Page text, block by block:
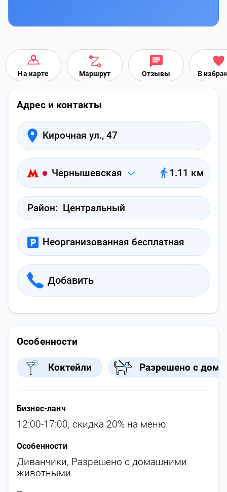
На карте Маршрут Отзывы В
Адрес и контакты
Кирочная ул., 47
Чернышевская 1.11 км
Район: Центральный
Неорганизованная бесплатная
Добавить
Особенности
Коктейли Разрешено с
Бизнес-ланч
12:00-17:00, скидка 20% на меню
Особенности
Диванчики, Разрешено с домашними
животными